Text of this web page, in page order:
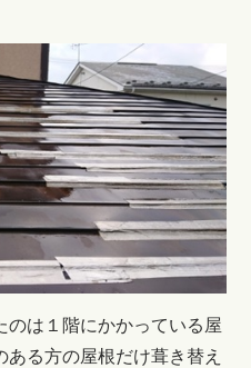
のは１階にかかっている屋
る方の屋根だけ葺き替え